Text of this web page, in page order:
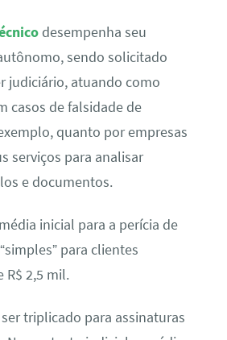
desempenha seu
sendo solicitado
judiciário, atuando como
casos de falsidade de
quanto por empresas
serviços para analisar
e documentos.
inicial para a perícia de
para clientes
R$ 2,5 mil.
triplicado para assinaturas